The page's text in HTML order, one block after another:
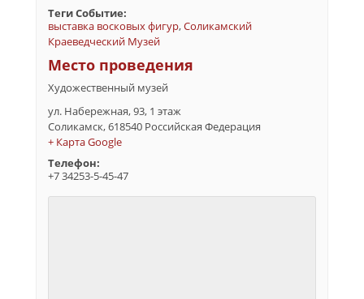
Теги Событие:
выставка восковых фигур,Соликамский
Краеведческий Музей
Место проведения
Художественный музей
ул. Набережная, 93, 1 этаж
Соликамск,618540 Российская Федерация
+ Карта Google
Телефон:
+7 34253-5-45-47